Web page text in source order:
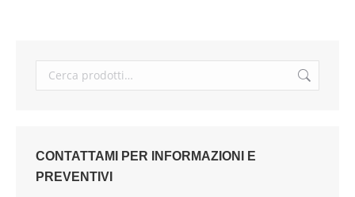
CONTATTAMI PER INFORMAZIONI E
PREVENTIVI